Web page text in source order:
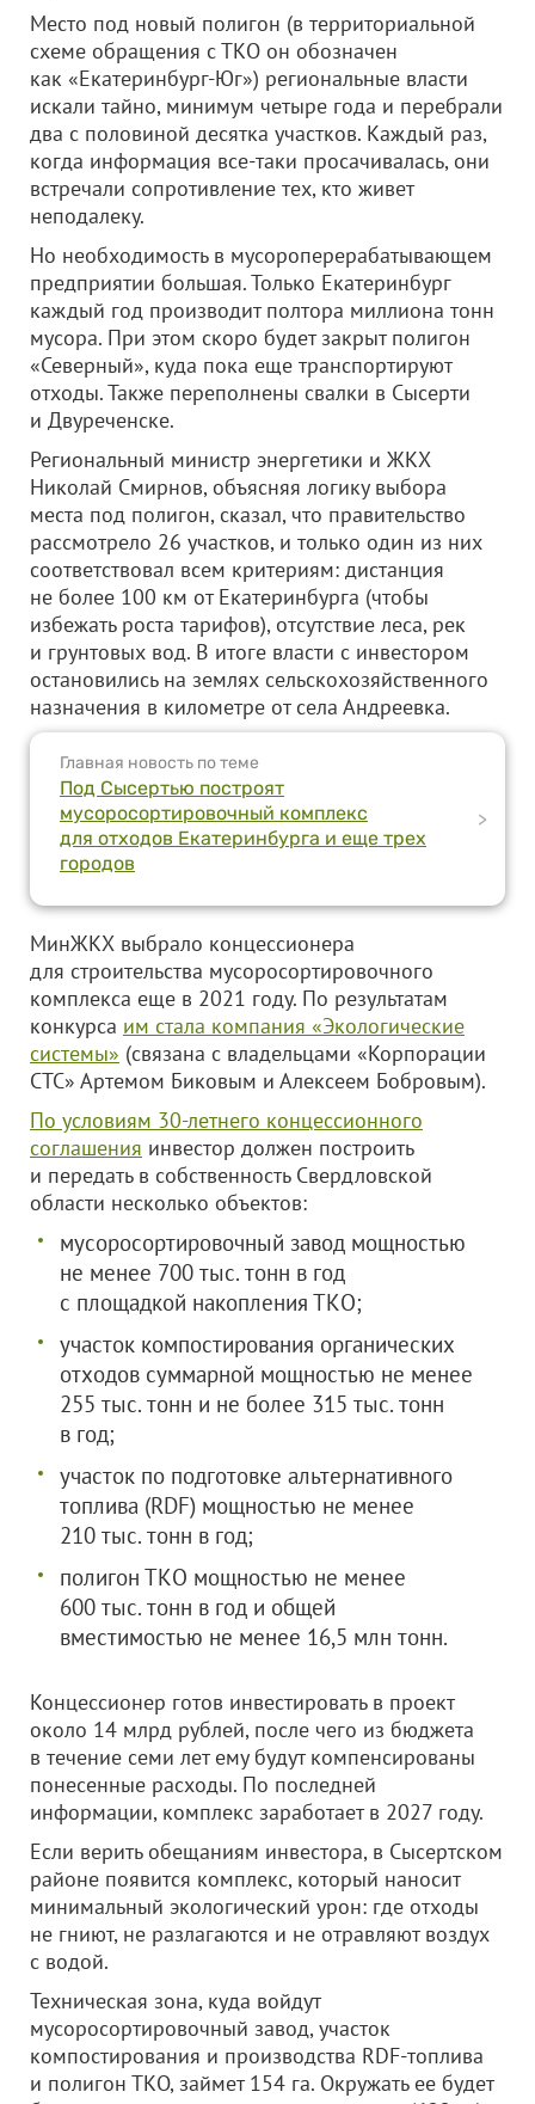
Место под новый полигон (в территориальной
схеме обращения с ТКО он обозначен
как «Екатеринбург-Юг») региональные власти
искали тайно, минимум четыре года и перебрали
два с половиной десятка участков. Каждый раз,
когда информация все-таки просачивалась, они
встречали сопротивление тех, кто живет
неподалеку.
Но необходимость в мусороперерабатывающем
предприятии большая. Только Екатеринбург
каждый год производит полтора миллиона тонн
мусора. При этом скоро будет закрыт полигон
«Северный», куда пока еще транспортируют
отходы. Также переполнены свалки в Сысерти
и Двуреченске.
Региональный министр энергетики и ЖКХ
Николай Смирнов, объясняя логику выбора
места под полигон, сказал, что правительство
рассмотрело 26 участков, и только один из них
соответствовал всем критериям: дистанция
не более 100 км от Екатеринбурга (чтобы
избежать роста тарифов), отсутствие леса, рек
и грунтовых вод. В итоге власти с инвестором
остановились на землях сельскохозяйственного
назначения в километре от села Андреевка.
Главная новость по теме
Под Сысертью построят
мусоросортировочный комплекс
для отходов Екатеринбурга и еще трех
городов
>
МинЖКХ выбрало концессионера
для строительства мусоросортировочного
комплекса еще в 2021 году. По результатам
конкурса им стала компания «Экологические
системы» (связана с владельцами «Корпорации
СТС» Артемом Биковым и Алексеем Бобровым).
По условиям 30-летнего концессионного
соглашения инвестор должен построить
и передать в собственность Свердловской
области несколько объектов:
мусоросортировочный завод мощностью
не менее 700 тыс. тонн в год
с площадкой накопления ТКО;
участок компостирования органических
отходов суммарной мощностью не менее
255 тыс. тонн и не более 315 тыс. тонн
в год;
участок по подготовке альтернативного
топлива (RDF) мощностью не менее
210 тыс. тонн в год;
полигон ТКО мощностью не менее
600 тыс. тонн в год и общей
вместимостью не менее 16,5 млн тонн.
Концессионер готов инвестировать в проект
около 14 млрд рублей, после чего из бюджета
в течение семи лет ему будут компенсированы
понесенные расходы. По последней
информации, комплекс заработает в 2027 году.
Если верить обещаниям инвестора, в Сысертском
районе появится комплекс, который наносит
минимальный экологический урон: где отходы
не гниют, не разлагаются и не отравляют воздух
с водой.
Техническая зона, куда войдут
мусоросортировочный завод, участок
компостирования и производства RDF-топлива
и полигон ТКО, займет 154 га. Окружать ее будет